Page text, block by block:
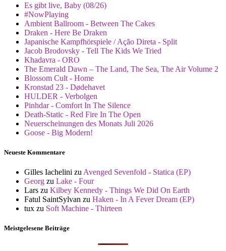
Es gibt live, Baby (08/26)
#NowPlaying
Ambient Ballroom - Between The Cakes
Draken - Here Be Draken
Japanische Kampfhörspiele / Ação Direta - Split
Jacob Brodovsky - Tell The Kids We Tried
Khadavra - ORO
The Emerald Dawn – The Land, The Sea, The Air Volume 2
Blossom Cult - Home
Kronstad 23 - Dødehavet
HULDER - Verbolgen
Pinhdar - Comfort In The Silence
Death-Static - Red Fire In The Open
Neuerscheinungen des Monats Juli 2026
Goose - Big Modern!
Neueste Kommentare
Gilles Iachelini zu Avenged Sevenfold - Statica (EP)
Georg zu Lake - Four
Lars zu Kilbey Kennedy - Things We Did On Earth
Fatul SaintSylvan zu Haken - In A Fever Dream (EP)
tux zu Soft Machine - Thirteen
Meistgelesene Beiträge